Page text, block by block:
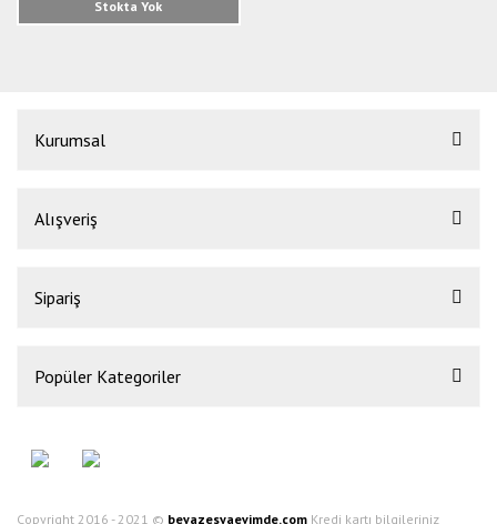
Stokta Yok
Kurumsal
Alışveriş
Sipariş
Popüler Kategoriler
Copyright 2016 - 2021 © beyazesyaevimde.com Kredi kartı bilgileriniz